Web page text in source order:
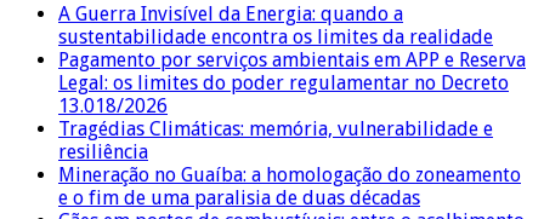
A Guerra Invisível da Energia: quando a
sustentabilidade encontra os limites da realidade
Pagamento por serviços ambientais em APP e Reserva
Legal: os limites do poder regulamentar no Decreto
13.018/2026
Tragédias Climáticas: memória, vulnerabilidade e
resiliência
Mineração no Guaíba: a homologação do zoneamento
e o fim de uma paralisia de duas décadas